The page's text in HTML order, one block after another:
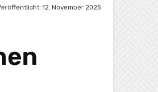
12. November 2025